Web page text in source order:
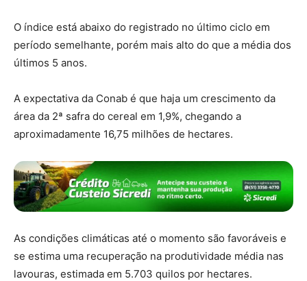
O índice está abaixo do registrado no último ciclo em
período semelhante, porém mais alto do que a média dos
últimos 5 anos.
A expectativa da Conab é que haja um crescimento da
área da 2ª safra do cereal em 1,9%, chegando a
aproximadamente 16,75 milhões de hectares.
As condições climáticas até o momento são favoráveis e
se estima uma recuperação na produtividade média nas
lavouras, estimada em 5.703 quilos por hectares.